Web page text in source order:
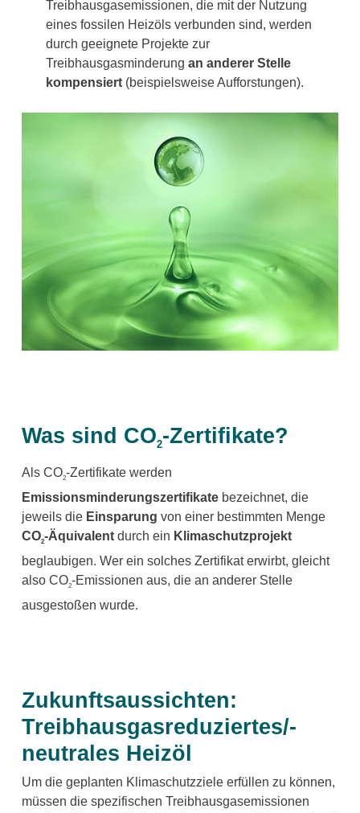
Treibhausgasemissionen, die mit der Nutzung
eines fossilen Heizöls verbunden sind, werden
durch geeignete Projekte zur
Treibhausgasminderung an anderer Stelle
kompensiert(beispielsweise Aufforstungen).
Was sind CO2-Zertifikate?
Als CO2-Zertifikate werden
Emissionsminderungszertifikatebezeichnet, die
jeweils die Einsparung von einer bestimmten Menge
CO2-Äquivalentdurch ein Klimaschutzprojekt
beglaubigen. Wer ein solches Zertifikat erwirbt, gleicht
also CO2-Emissionen aus, die an anderer Stelle
ausgestoßen wurde.
Zukunftsaussichten:
Treibhausgasreduziertes/-
neutrales Heizöl
Um die geplanten Klimaschutzziele erfüllen zu können,
müssen die spezifischen Treibhausgasemissionen